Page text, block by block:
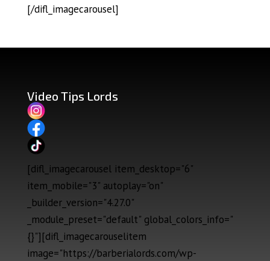
[/difl_imagecarousel]
Video Tips Lords
[difl_imagecarousel item_desktop="6"
item_mobile="3" autoplay="on"
_builder_version="4.27.0"
_module_preset="default" global_colors_info="
{}"][difl_imagecarouselitem
image="https://barberialords.com/wp-